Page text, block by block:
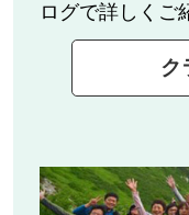
ログで詳しくご
ク